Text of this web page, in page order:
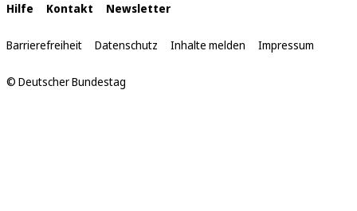
Interne
Links
Hilfe Kontakt Newsletter
Barrierefreiheit Datenschutz Inhalte melden Impressum
© Deutscher Bundestag